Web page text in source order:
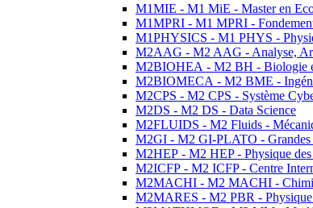
M1MIE - M1 MiE - Master en
M1MPRI - M1 MPRI -
M1PHYSICS - M1 PHYS -
M2AAG - M2 AAG - Analyse,
M2BIOHEA - M2 BH - Biologie
M2BIOMECA - M2 BME -
M2CPS - M2 CPS - Système
M2DS - M2 DS - Data Science
M2FLUIDS - M2 Fluids -
M2GI - M2 GI-PLATO - Grandes
M2HEP - M2 HEP - Physique des
M2ICFP - M2 ICFP - Centre
M2MACHI - M2 MACHI -
M2MARES - M2 PBR - Physique